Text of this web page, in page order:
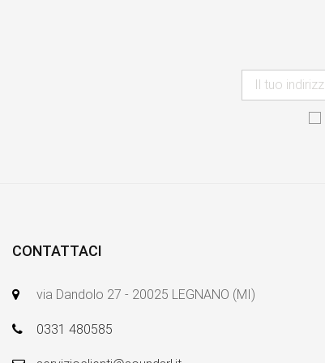
CONTATTACI
via Dandolo 27 - 20025 LEGNANO (MI)
0331 480585